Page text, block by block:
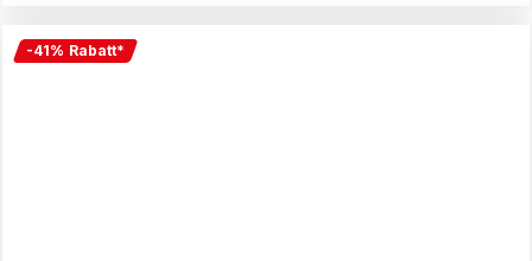
-41% Rabatt*